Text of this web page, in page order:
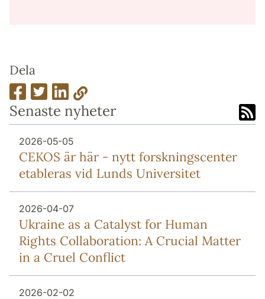
Dela
Senaste nyheter
2026-05-05
CEKOS är här - nytt forskningscenter
etableras vid Lunds Universitet
2026-04-07
Ukraine as a Catalyst for Human
Rights Collaboration: A Crucial Matter
in a Cruel Conflict
2026-02-02